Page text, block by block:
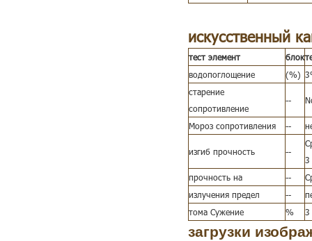
искусственный
тест элемент блок
водопоглощение
(%)
старение
сопротивление
--
Мороз сопротивления --
изгиб прочность --
3
прочность на
--
излучения предел
--
тома Сужение
% 3
загрузки